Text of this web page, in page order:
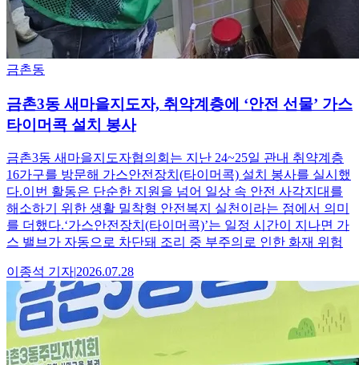
금촌동
금촌3동 새마을지도자, 취약계층에 ‘안전 선물’ 가스
타이머콕 설치 봉사
금촌3동 새마을지도자협의회는 지난 24~25일 관내 취약계층
16가구를 방문해 가스안전장치(타이머콕) 설치 봉사를 실시했
다.이번 활동은 단순한 지원을 넘어 일상 속 안전 사각지대를
해소하기 위한 생활 밀착형 안전복지 실천이라는 점에서 의미
를 더했다.‘가스안전장치(타이머콕)’는 일정 시간이 지나면 가
스 밸브가 자동으로 차단돼 조리 중 부주의로 인한 화재 위험
이종석 기자|2026.07.28